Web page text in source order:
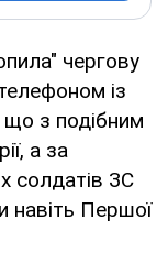
чергову
із
з подібним
а за
солдатів ЗС
навіть Першої